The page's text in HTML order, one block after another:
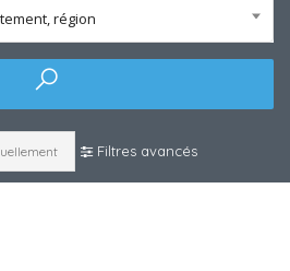
région
Filtres avancés